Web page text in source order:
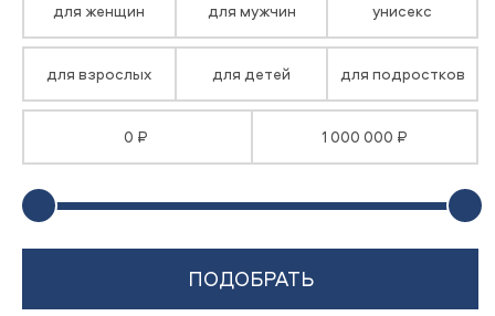
для женщин для мужчин унисекс
для взрослых для детей для подростков
0 ₽ 1 000 000 ₽